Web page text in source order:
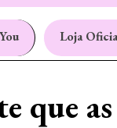
Loja
que